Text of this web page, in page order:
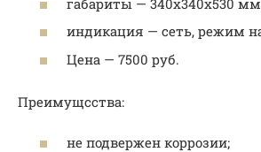
индикация — сеть, режим
Цена — 7500 руб.
Преимущсства:
не подвержен коррозии;